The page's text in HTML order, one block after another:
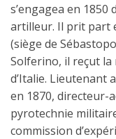
s’engagea en 1850
artilleur. Il prit part
(siège de
Solferino, il reçut la
d’Italie. Lieutenant
en 1870, directeur-
pyrotechnie
commission